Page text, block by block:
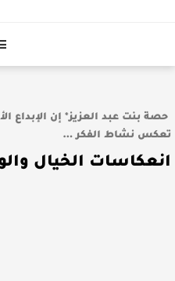
حصة بنت عبد العزيز* إن الإبداع
تعكس نشاط الفكر …
انعكاسات الخيال